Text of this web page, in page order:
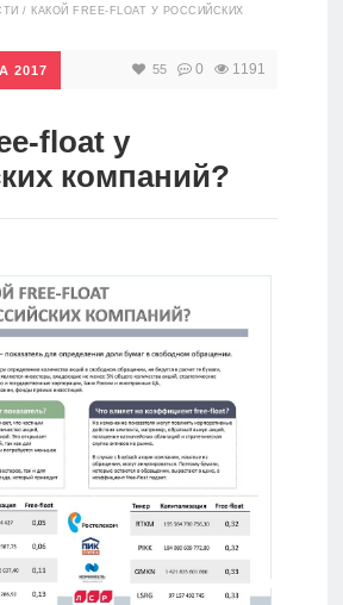
/ КАКОЙ FREE-FLOAT У РОССИЙСКИХ
2017 55 0 1191
float у
компаний?